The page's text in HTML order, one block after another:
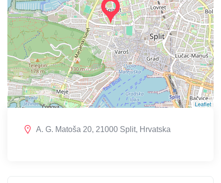
Leaflet
A. G. Matoša 20, 21000 Split, Hrvatska